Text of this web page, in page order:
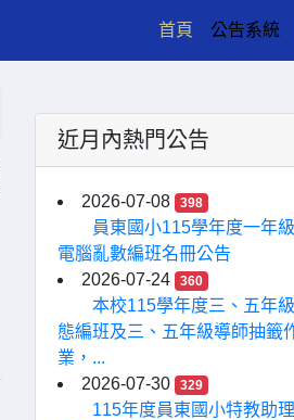
首頁 (current)
公告系統
近月內熱門公告
2026-07-08 398
員東國小115學年度一年
電腦亂數編班名冊公告
2026-07-24
360
本校115學年度三、五年
態編班及三、五年級導師抽籤
業，...
2026-07-30
329
115年度員東國小特教助